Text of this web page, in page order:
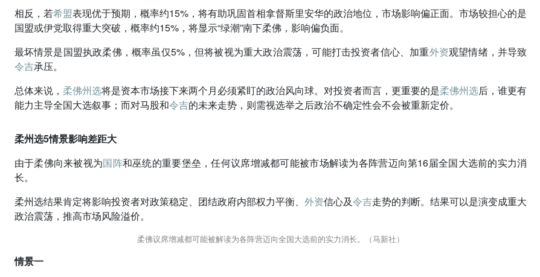
相反，若希盟表现优于预期，概率约15%，将有助巩固首相拿督斯里安华的政治地位，市场影响偏正面。市场较担心的是
国盟或伊党取得重大突破，概率约15%，将显示“绿潮”南下柔佛，影响偏负面。
最坏情景是国盟执政柔佛，概率虽仅5%，但将被视为重大政治震荡，可能打击投资者信心、加重外资观望情绪，并导致
令吉承压。
总体来说， 柔佛州选将是资本市场接下来两个月必须紧盯的政治风向球。对投资者而言，更重要的是柔佛州选后，谁更有
能力主导全国大选叙事；而对马股和令吉的未来走势，则需视选举之后政治不确定性会不会被重新定价。
柔州选5情景影响差距大
由于柔佛向来被视为国阵和巫统的重要堡垒，任何议席增减都可能被市场解读为各阵营迈向第16届全国大选前的实力消
长。
柔州选结果肯定将影响投资者对政策稳定、团结政府内部权力平衡、外资信心及令吉走势的判断。结果可以是演变成重大
政治震荡，推高市场风险溢价。
柔佛议席增减都可能被解读为各阵营迈向全国大选前的实力消长。（马新社）
情景一